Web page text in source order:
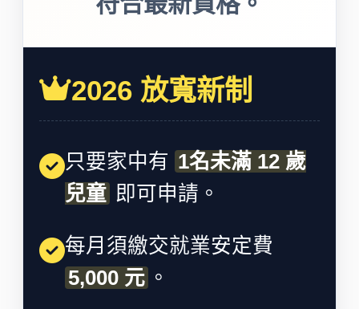
2026 放寬新制
只要家中有 1名未滿 12 歲
兒童 即可申請。
每月須繳交就業安定費
5,000 元 。